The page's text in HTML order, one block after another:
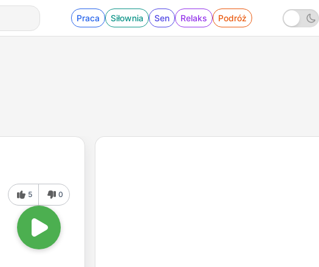
Praca Siłownia Sen Relaks Podróż
5 0